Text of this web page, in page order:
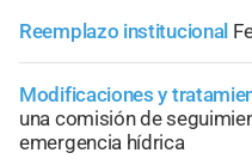
Reemplazo institucional
Modificaciones y
una comisión de
emergencia hídrica